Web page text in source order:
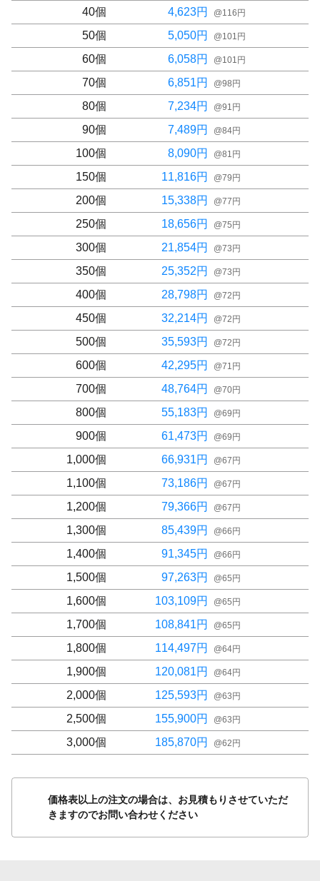
40個 4,623円 @116 円
50個 5,050円 @101 円
60個 6,058円 @101 円
70個 6,851円 @98 円
80個 7,234円 @91 円
90個 7,489円 @84円
100個 8,090円 @81 円
150個 11,816円 @79 円
200個 15,338円 @77 円
250個 18,656円 @75 円
300個 21,854円 @73 円
350個 25,352円 @73 円
400個 28,798円 @72 円
450個 32,214円 @72 円
500個 35,593円 @72 円
600個 42,295円 @71 円
700個 48,764円 @70円
800個 55,183円 @69 円
900個 61,473円 @69 円
1,000個 66,931円 @67 円
1,100個 73,186円 @67 円
1,200個 79,366円 @67 円
1,300個 85,439円 @66 円
1,400個 91,345円 @66 円
1,500個 97,263円 @65 円
1,600個 103,109円 @65 円
1,700個 108,841円 @65 円
1,800個 114,497円 @64円
1,900個 120,081円 @64円
2,000個 125,593円 @63 円
2,500個 155,900円 @63 円
3,000個 185,870円 @62 円
価格表以上の注文の場合は、お見積もりさせていただ
きますのでお問い合わせください